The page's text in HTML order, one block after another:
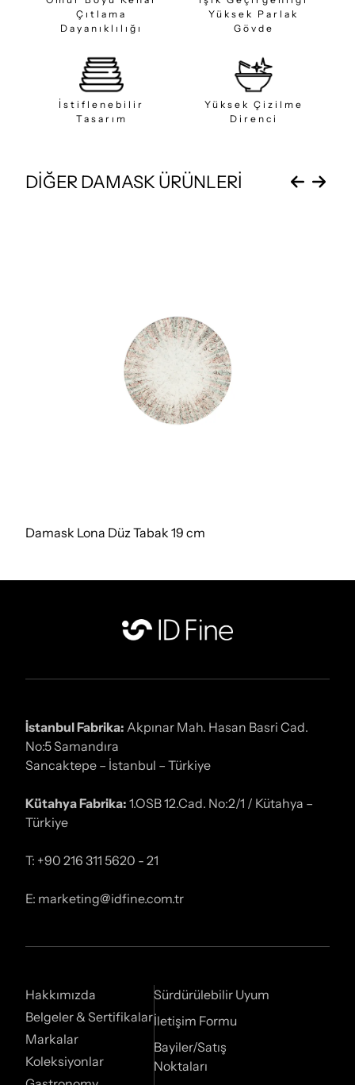
Çıtlama
Dayanıklılığı
Yüksek Parlak
Gövde
İstiflenebilir
Tasarım
Yüksek Çizilme
Direnci
DİĞER DAMASK ÜRÜNLERİ
Damask Lona Düz Tabak 19 cm
İstanbul Fabrika: Akpınar Mah. Hasan Basri Cad.
No:5 Samandıra
Sancaktepe – İstanbul – Türkiye
Kütahya Fabrika: 1.OSB 12.Cad. No:2/1 / Kütahya –
Türkiye
T: +90 216 311 5620 - 21
E: marketing@idfine.com.tr
Hakkımızda
Belgeler & Sertifikalar
Markalar
Koleksiyonlar
Sürdürülebilir Uyum
İletişim Formu
Bayiler/Satış
Noktaları